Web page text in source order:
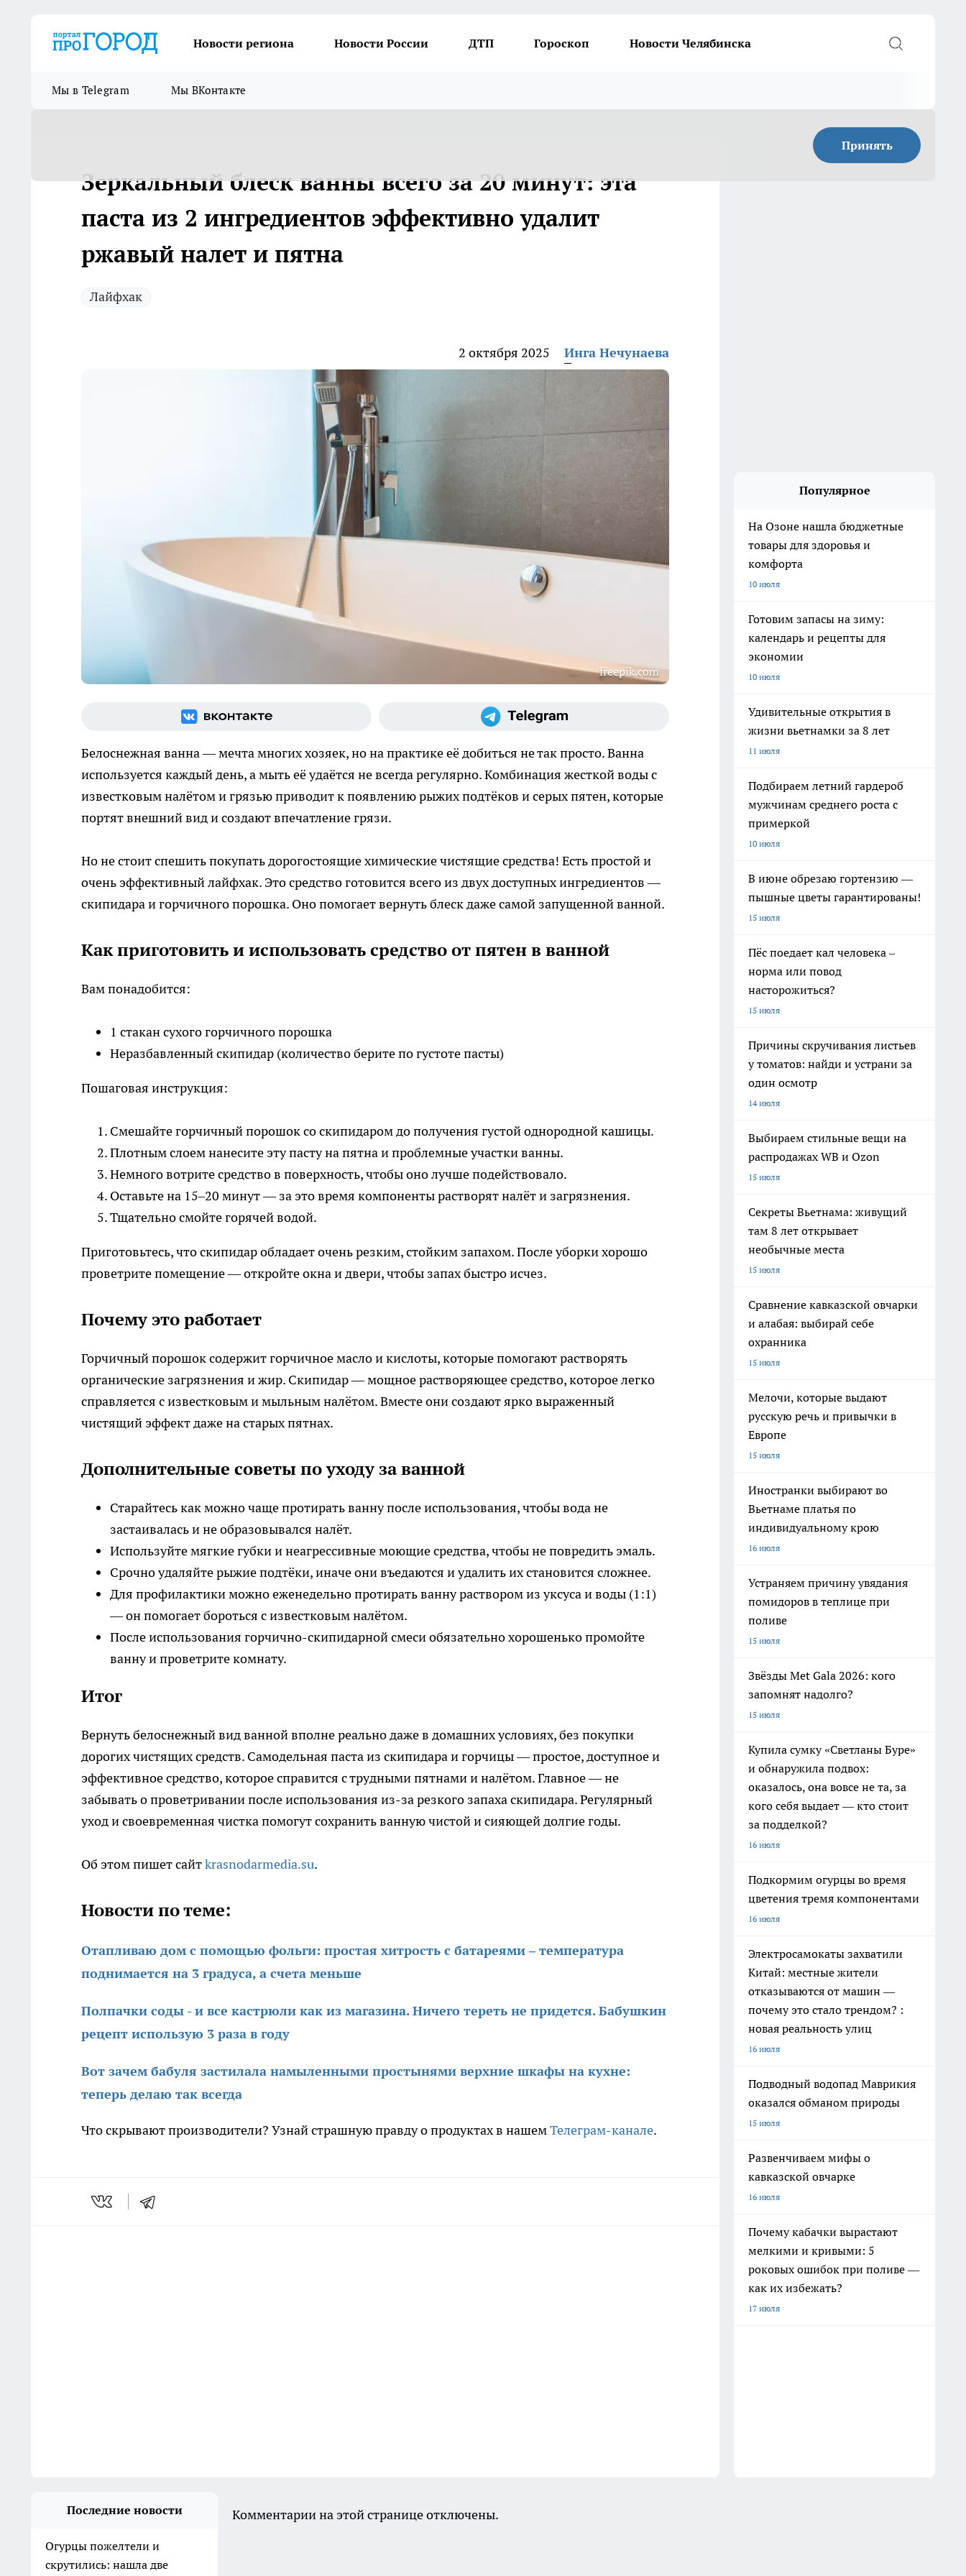
Новости региона Новости России ДТП Гороскоп Новости Челябинска
Мы в Telegram Мы ВКонтакте
Принять
Зеркальный блеск ванны всего за 20 минут: эта
паста из 2 ингредиентов эффективно удалит
ржавый налет и пятна
Лайфхак
2 октября 2025 Инга Нечунаева
freepik.com
Белоснежная ванна — мечта многих хозяек, но на практике её добиться не так просто. Ванна
используется каждый день, а мыть её удаётся не всегда регулярно. Комбинация жесткой воды с
известковым налётом и грязью приводит к появлению рыжих подтёков и серых пятен, которые
портят внешний вид и создают впечатление грязи.
Но не стоит спешить покупать дорогостоящие химические чистящие средства! Есть простой и
очень эффективный лайфхак. Это средство готовится всего из двух доступных ингредиентов —
скипидара и горчичного порошка. Оно помогает вернуть блеск даже самой запущенной ванной.
Как приготовить и использовать средство от пятен в ванной
Вам понадобится:
1 стакан сухого горчичного порошка
Неразбавленный скипидар (количество берите по густоте пасты)
Пошаговая инструкция:
Смешайте горчичный порошок со скипидаром до получения густой однородной кашицы.
Плотным слоем нанесите эту пасту на пятна и проблемные участки ванны.
Немного вотрите средство в поверхность, чтобы оно лучше подействовало.
Оставьте на 15–20 минут — за это время компоненты растворят налёт и загрязнения.
Тщательно смойте горячей водой.
Приготовьтесь, что скипидар обладает очень резким, стойким запахом. После уборки хорошо
проветрите помещение — откройте окна и двери, чтобы запах быстро исчез.
Почему это работает
Горчичный порошок содержит горчичное масло и кислоты, которые помогают растворять
органические загрязнения и жир. Скипидар — мощное растворяющее средство, которое легко
справляется с известковым и мыльным налётом. Вместе они создают ярко выраженный
чистящий эффект даже на старых пятнах.
Дополнительные советы по уходу за ванной
Старайтесь как можно чаще протирать ванну после использования, чтобы вода не
застаивалась и не образовывался налёт.
Используйте мягкие губки и неагрессивные моющие средства, чтобы не повредить эмаль.
Срочно удаляйте рыжие подтёки, иначе они въедаются и удалить их становится сложнее.
Для профилактики можно еженедельно протирать ванну раствором из уксуса и воды (1:1)
— он помогает бороться с известковым налётом.
После использования горчично-скипидарной смеси обязательно хорошенько промойте
ванну и проветрите комнату.
Итог
Вернуть белоснежный вид ванной вполне реально даже в домашних условиях, без покупки
дорогих чистящих средств. Самодельная паста из скипидара и горчицы — простое, доступное и
эффективное средство, которое справится с трудными пятнами и налётом. Главное — не
забывать о проветривании после использования из-за резкого запаха скипидара. Регулярный
уход и своевременная чистка помогут сохранить ванную чистой и сияющей долгие годы.
Об этом пишет сайтkrasnodarmedia.su.
Новости по теме:
Отапливаю дом с помощью фольги: простая хитрость с батареями – температура
поднимается на 3 градуса, а счета меньше
Полпачки соды - и все кастрюли как из магазина. Ничего тереть не придется. Бабушкин
рецепт использую 3 раза в году
Вот зачем бабуля застилала намыленными простынями верхние шкафы на кухне:
теперь делаю так всегда
Что скрывают производители? Узнай страшную правду о продуктах в нашемТелеграм-канале.
Популярное
На Озоне нашла бюджетные
товары для здоровья и
комфорта
10 июля
Готовим запасы на зиму:
календарь и рецепты для
экономии
10 июля
Удивительные открытия в
жизни вьетнамки за 8 лет
11 июля
Подбираем летний гардероб
мужчинам среднего роста с
примеркой
10 июля
В июне обрезаю гортензию —
пышные цветы гарантированы!
15 июля
Пёс поедает кал человека –
норма или повод
насторожиться?
15 июля
Причины скручивания листьев
у томатов: найди и устрани за
один осмотр
14 июля
Выбираем стильные вещи на
распродажах WB и Ozon
15 июля
Секреты Вьетнама: живущий
там 8 лет открывает
необычные места
15 июля
Сравнение кавказской овчарки
и алабая: выбирай себе
охранника
15 июля
Мелочи, которые выдают
русскую речь и привычки в
Европе
15 июля
Иностранки выбирают во
Вьетнаме платья по
индивидуальному крою
16 июля
Устраняем причину увядания
помидоров в теплице при
поливе
15 июля
Звёзды Met Gala 2026: кого
запомнят надолго?
15 июля
Купила сумку «Светланы Буре»
и обнаружила подвох:
оказалось, она вовсе не та, за
кого себя выдает — кто стоит
за подделкой?
16 июля
Подкормим огурцы во время
цветения тремя компонентами
16 июля
Электросамокаты захватили
Китай: местные жители
отказываются от машин —
почему это стало трендом? :
новая реальность улиц
16 июля
Подводный водопад Маврикия
оказался обманом природы
15 июля
Развенчиваем мифы о
кавказской овчарке
16 июля
Почему кабачки вырастают
мелкими и кривыми: 5
роковых ошибок при поливе —
как их избежать?
17 июля
Последние новости
Огурцы пожелтели и
скрутились: нашла две
Комментарии на этой странице отключены.